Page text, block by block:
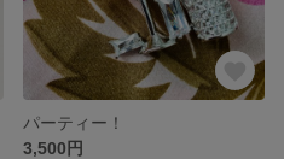
パーティー！
3,500円